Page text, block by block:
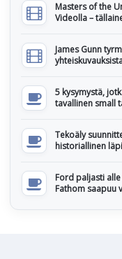
Masters of the
Videolla –
James Gunn
5 kysymystä,
tavallinen small
Tekoäly
historiallinen
Ford paljasti
Fathom saapuu